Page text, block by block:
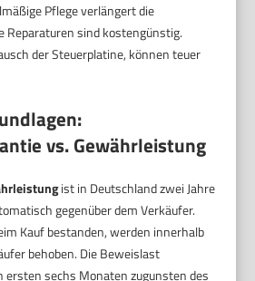
Pflege verlängert die
Reparaturen sind kostengünstig.
der Steuerplatine, können teuer
vs. Gewährleistung
ist in Deutschland zwei Jahre
gegenüber dem Verkäufer.
Kauf bestanden, werden innerhalb
behoben. Die Beweislast
ersten sechs Monaten zugunsten des